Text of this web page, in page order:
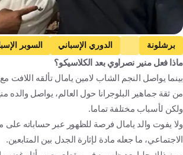
برشلونة الدوري الإسباني
السوبر
راسينج سانتاندير ضد برشلونة
راسينج سانتاندير
كأس ملك إسبانيا
لامين يامال إسبانيا
ماذا فعل منير نصراوي بعد الكلاسيكو؟
بينما يواصل النجم الشاب لامين يامال تألقه اللافت
من ثقة جماهير البلوجرانا حول العالم، يواصل والده
ولكن لأسباب مختلفة تماما.
ولا يفوت والد يامال فرصة للظهور عبر حساباته على
الاجتماعي، ما جعله مادة لإثارة الجدل بين المتابعين.